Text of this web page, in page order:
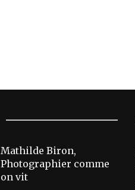
Mathilde Biron,
Photographier comme
on vit